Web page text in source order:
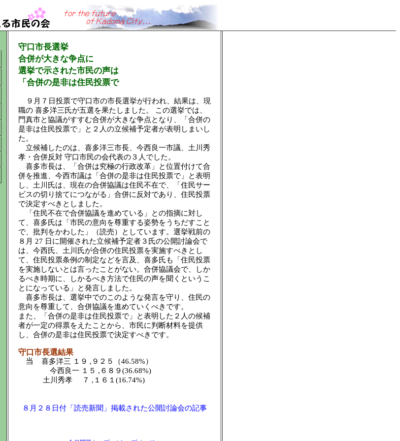
守口市長選挙
合併が大きな争点に
選挙で示された市民の声は
「合併の是非は住民投票で
９月７日投票で守口市の市長選挙が行われ、結果は、現
職の 喜多洋三氏が五選を果たしました。
この選挙では、
門真市と協議がすすむ合併が大きな争点となり、「合併の
是非は住民投票で」と２人の立候補予定者が表明しまいし
た。
立候補したのは、喜多洋三市長、今西良一市議、土川秀
孝・合併反対 守口市民の会代表の３人でした。
喜多市長は、「合併は究極の行政改革」と位置付けて合
併を推進、今西市議は「合併の是非は住民投票で」と表明
し、土川氏は、現在の合併協議は住民不在で、「住民サー
ビスの切り捨てにつながる」合併に反対であり、住民投票
で決定すべきとしました。
「住民不在で合併協議を進めている」との指摘に対し
て、喜多氏は「市民の意向を尊重する姿勢をうちだすこと
で、批判をかわした」（読売）としています。選挙戦前の
８月 27 日に開催された立候補予定者３氏の公開討論会で
は、今西氏、土川氏が合併の住民投票を実施すべきとし
て、住民投票条例の制定などを言及、喜多氏も「住民投票
を実施しないとは言ったことがない。合併協議会で、しか
るべき時期に、しかるべき方法で住民の声を聞くというこ
とになっている」と発言しました。
喜多市長は、選挙中でのこのような発言を守り、住民の
意向を尊重して、合併協議を進めていくべきです。
また、「合併の是非は住民投票で」と表明した２人の候補
者が一定の得票をえたことから、市民に判断材料を提供
し、合併の是非は住民投票で決定すべきです。
守口市長選結果
当 喜多洋三 １９ ,９２５（46.58%）
今西良一 １５ ,６８９(36.68%)
土川秀孝 ７ ,１６１(16.74%)
８月２８日付「読売新聞」掲載された公開討論会の記事